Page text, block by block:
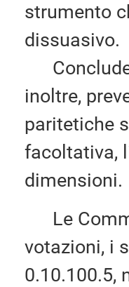
strumento
dissuasivo.
Conclude
inoltre,
paritetiche
facoltativa,
dimensioni.
Le
votazioni, i
0.10.100.5,